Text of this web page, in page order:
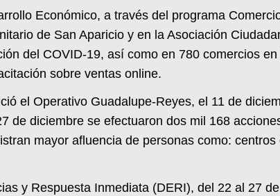
Económico, a través del programa
de San Aparicio y en la Asociación
del COVID-19, así como en 780 comercios
sobre ventas online.
el Operativo Guadalupe-Reyes, el 11 de
de diciembre se efectuaron dos mil 168
mayor afluencia de personas como:
y Respuesta Inmediata (DERI), del 22 al 27